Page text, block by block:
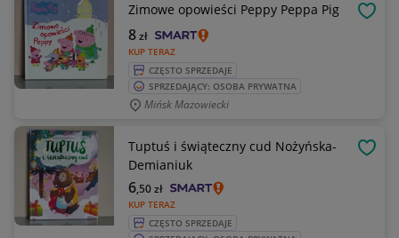
Zimowe opowieści Peppy Peppa Pig
KUP TERAZ
8zł
CZĘSTO SPRZEDAJE
SPRZEDAJĄCY: OSOBA PRYWATNA
Mińsk Mazowiecki
Tuptuś i świąteczny cud Nożyńska-
Demianiuk
KUP TERAZ
6,50zł
CZĘSTO SPRZEDAJE